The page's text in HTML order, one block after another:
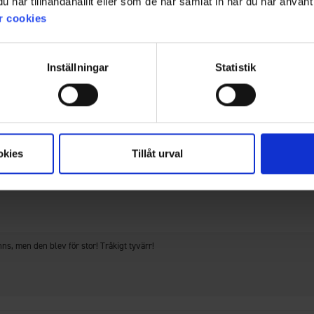
cookies
Inställningar Statistik
Tillåt urval
Behöll ändå de 4 bambu underkläderna.
men den blev för stor! Tråkigt tyvärr!